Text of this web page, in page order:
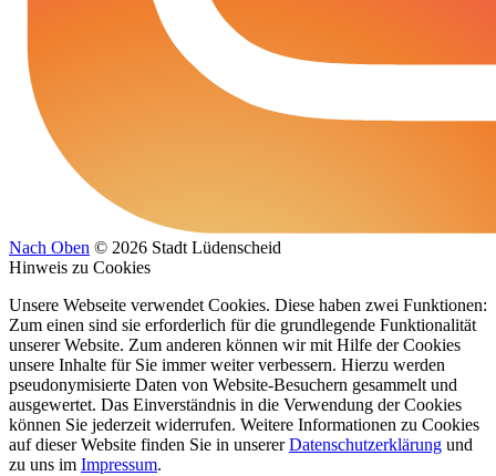
Nach Oben © 2026 Stadt Lüdenscheid
Hinweis zu Cookies
Unsere Webseite verwendet Cookies. Diese haben zwei Funktionen:
Zum einen sind sie erforderlich für die grundlegende Funktionalität
unserer Website. Zum anderen können wir mit Hilfe der Cookies
unsere Inhalte für Sie immer weiter verbessern. Hierzu werden
pseudonymisierte Daten von Website-Besuchern gesammelt und
ausgewertet. Das Einverständnis in die Verwendung der Cookies
können Sie jederzeit widerrufen. Weitere Informationen zu Cookies
auf dieser Website finden Sie in unsererDatenschutzerklärung und
zu uns im Impressum.